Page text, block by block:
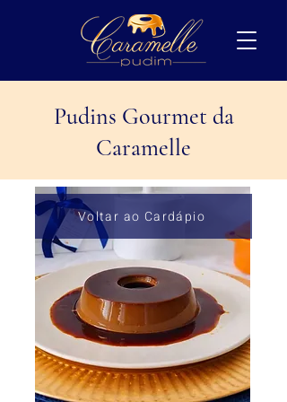
Pudins Gourmet da
Caramelle
Voltar ao Cardápio